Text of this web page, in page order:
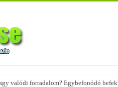
valódi forradalom? Egybefonódó